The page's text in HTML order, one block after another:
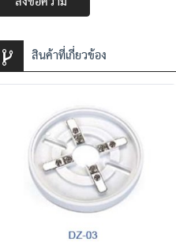
สินค้าที่เกี่ยวข้อง